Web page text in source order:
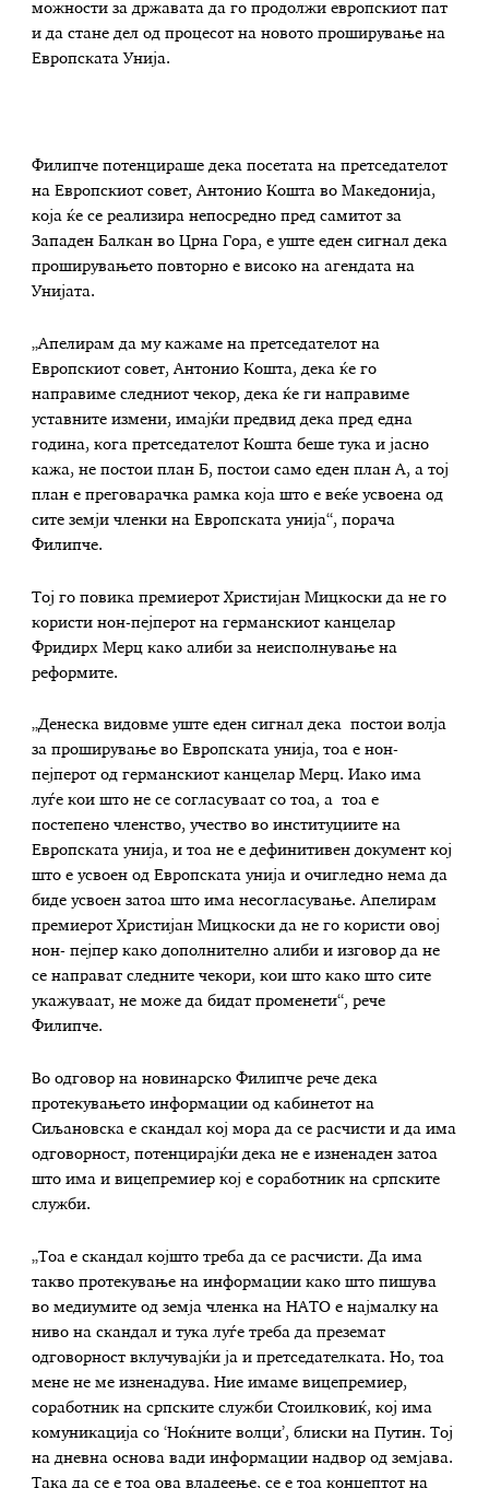
можности за државата да го продолжи европскиот пат
и да стане дел од процесот на новото проширување на
Европската Унија.
Филипче потенцираше дека посетата на претседателот
на Европскиот совет, Антонио Кошта во Македонија,
која ќе се реализира непосредно пред самитот за
Западен Балкан во Црна Гора, е уште еден сигнал дека
проширувањето повторно е високо на агендата на
Унијата.
„Апелирам да му кажаме на претседателот на
Европскиот совет, Антонио Кошта, дека ќе го
направиме следниот чекор, дека ќе ги направиме
уставните измени, имајќи предвид дека пред една
година, кога претседателот Кошта беше тука и јасно
кажа, не постои план Б, постои само еден план А, а тој
план е преговарачка рамка која што е веќе усвоена од
сите земји членки на Европската унија“, порача
Филипче.
Тој го повика премиерот Христијан Мицкоски да не го
користи нон-пејперот на германскиот канцелар
Фридирх Мерц како алиби за неисполнување на
реформите.
„Денеска видовме уште еден сигнал дека постои волја
за проширување во Европската унија, тоа е нон-
пејперот од германскиот канцелар Мерц. Иако има
луѓе кои што не се согласуваат со тоа, а тоа е
постепено членство, учество во институциите на
Европската унија, и тоа не е дефинитивен документ кој
што е усвоен од Европската унија и очигледно нема да
биде усвоен затоа што има несогласување. Апелирам
премиерот Христијан Мицкоски да не го користи овој
нон- пејпер како дополнително алиби и изговор да не
се направат следните чекори, кои што како што сите
укажуваат, не може да бидат променети“, рече
Филипче.
Во одговор на новинарско Филипче рече дека
протекувањето информации од кабинетот на
Сиљановска е скандал кој мора да се расчисти и да има
одговорност, потенцирајќи дека не е изненаден затоа
што има и вицепремиер кој е соработник на српските
служби.
„Тоа е скандал којшто треба да се расчисти. Да има
такво протекување на информации како што пишува
во медиумите од земја членка на НАТО е најмалку на
ниво на скандал и тука луѓе треба да преземат
одговорност вклучувајќи ја и претседателката. Но, тоа
мене не ме изненадува. Ние имаме вицепремиер,
соработник на српските служби Стоилковиќ, кој има
комуникација со ‘Ноќните волци’, блиски на Путин. Тој
на дневна основа вади информации надвор од земјава.
Така да се е тоа ова владеење, се е тоа концептот на